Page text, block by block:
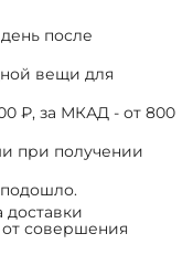
после
вещи для
₽, за МКАД - от 800
при получении
подошло.
совершения